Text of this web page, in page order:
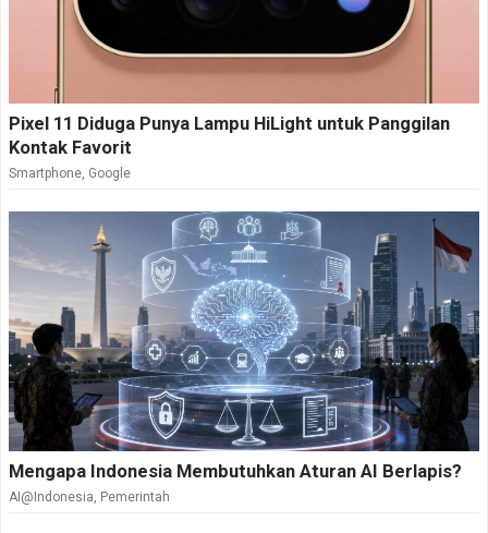
Pixel 11 Diduga Punya Lampu HiLight untuk Panggilan
Kontak Favorit
Smartphone, Google
Mengapa Indonesia Membutuhkan Aturan AI Berlapis?
AI@Indonesia, Pemerintah